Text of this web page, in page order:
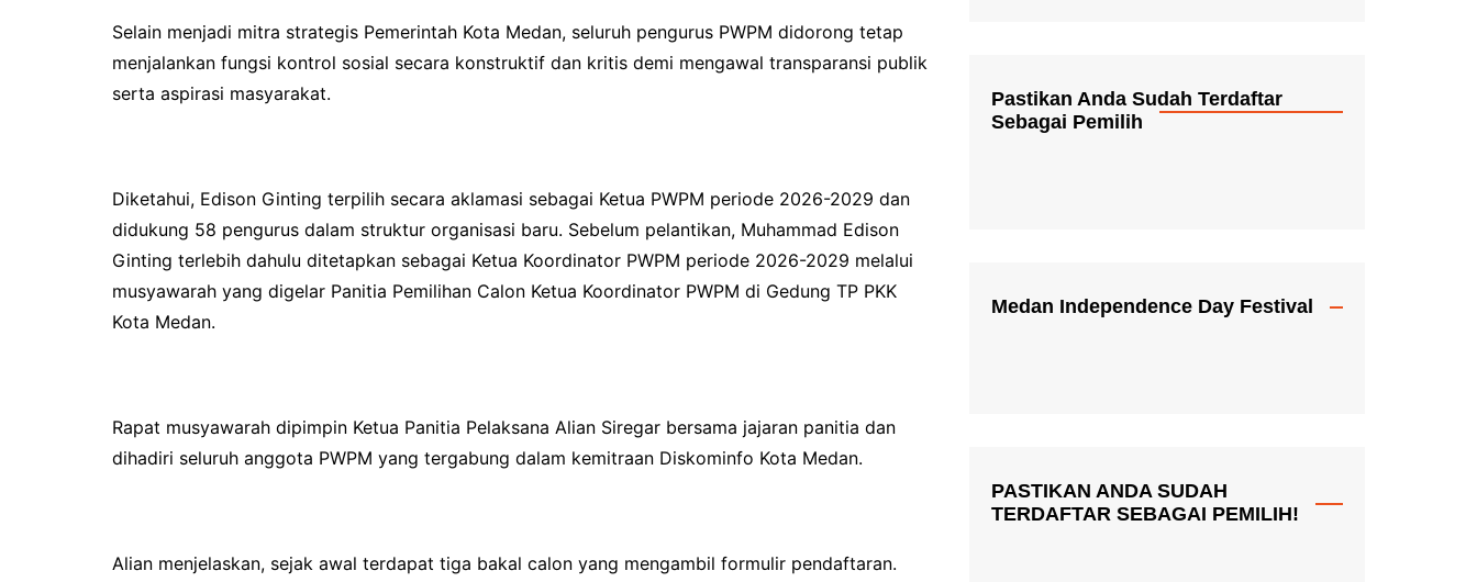
Selain menjadi mitra strategis Pemerintah Kota Medan, seluruh pengurus PWPM didorong tetap
menjalankan fungsi kontrol sosial secara konstruktif dan kritis demi mengawal transparansi publik
serta aspirasi masyarakat.
Diketahui, Edison Ginting terpilih secara aklamasi sebagai Ketua PWPM periode 2026-2029 dan
didukung 58 pengurus dalam struktur organisasi baru. Sebelum pelantikan, Muhammad Edison
Ginting terlebih dahulu ditetapkan sebagai Ketua Koordinator PWPM periode 2026-2029 melalui
musyawarah yang digelar Panitia Pemilihan Calon Ketua Koordinator PWPM di Gedung TP PKK
Kota Medan.
Rapat musyawarah dipimpin Ketua Panitia Pelaksana Alian Siregar bersama jajaran panitia dan
dihadiri seluruh anggota PWPM yang tergabung dalam kemitraan Diskominfo Kota Medan.
Alian menjelaskan, sejak awal terdapat tiga bakal calon yang mengambil formulir pendaftaran.
Pastikan Anda Sudah Terdaftar
Sebagai Pemilih
Medan Independence Day Festival
PASTIKAN ANDA SUDAH
TERDAFTAR SEBAGAI PEMILIH!